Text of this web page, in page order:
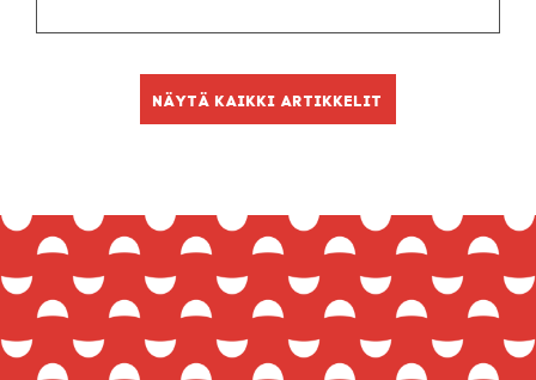
Näytä kaikki artikkelit